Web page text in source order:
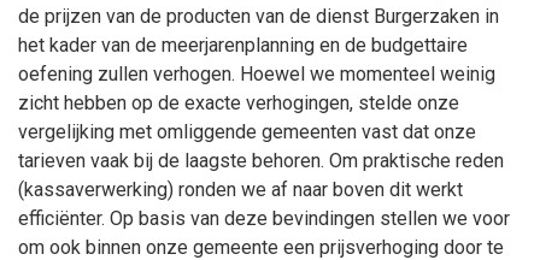
de prijzen van de producten van de dienst Burgerzaken in
het kader van de meerjarenplanning en de budgettaire
oefening zullen verhogen. Hoewel we momenteel weinig
zicht hebben op de exacte verhogingen, stelde onze
vergelijking met omliggende gemeenten vast dat onze
tarieven vaak bij de laagste behoren. Om praktische reden
(kassaverwerking) ronden we af naar boven dit werkt
efficiënter. Op basis van deze bevindingen stellen we voor
om ook binnen onze gemeente een prijsverhoging door te